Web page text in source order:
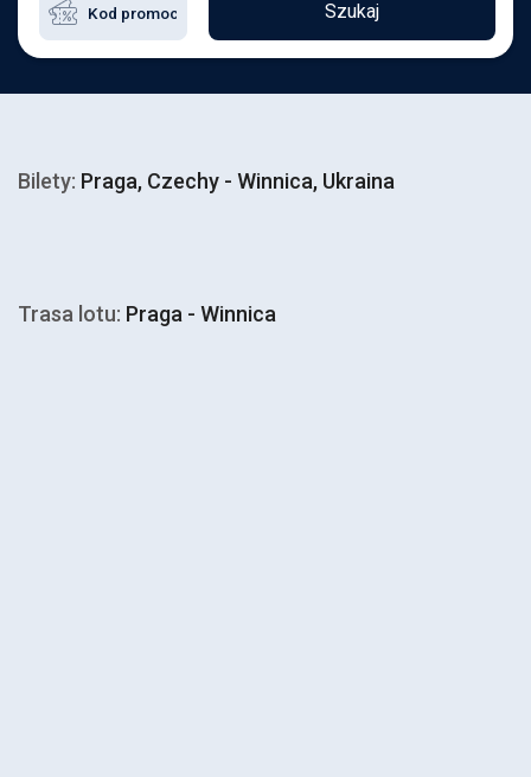
Szukaj
Bilety: Praga, Czechy - Winnica, Ukraina
Trasa lotu: Praga - Winnica